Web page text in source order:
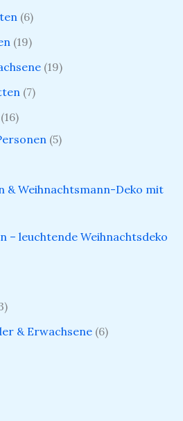
6
19
19
7
16
5
& Weihnachtsmann-Deko mit
– leuchtende Weihnachtsdeko
& Erwachsene 6